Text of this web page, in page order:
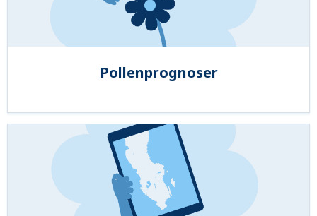
Pollenprognoser